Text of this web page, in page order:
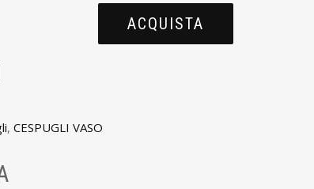
ACQUISTA
, CESPUGLI VASO